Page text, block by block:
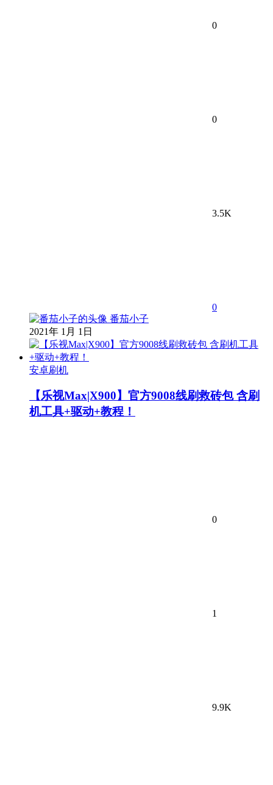
0
0
3.5K
0
番茄小子
2021年 1月 1日
安卓刷机
【乐视Max|X900】官方9008线刷救砖包 含刷
机工具+驱动+教程！
0
1
9.9K